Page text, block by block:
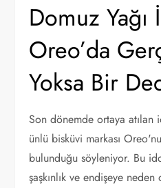
Domuz Yağı
Oreo’da
Yoksa Bir
Son dönemde ortaya
ünlü bisküvi markası
bulunduğu söyleniyor. Bu
şaşkınlık ve endişeye